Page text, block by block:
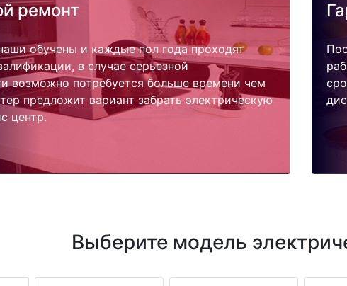
ремонт
обучены и каждые пол года проходят
в случае серьезной
возможно потребуется больше времени чем
предложит вариант забрать электрическую
центр.
Выберите модель